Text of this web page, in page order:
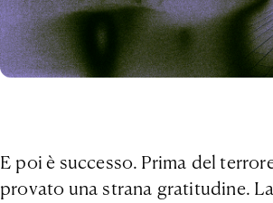
E poi è successo. Prima del
provato una strana gratitudine.